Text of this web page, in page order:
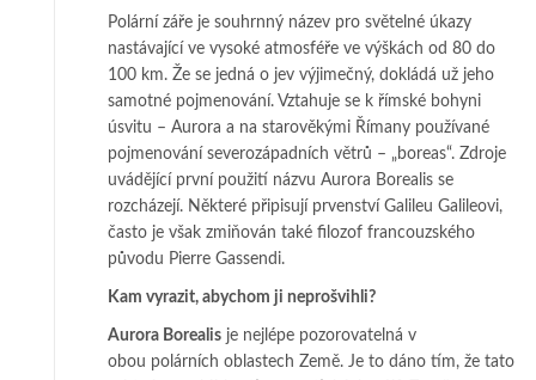
Polární záře je souhrnný název pro světelné úkazy
nastávající ve vysoké atmosféře ve výškách od 80 do
100 km. Že se jedná o jev výjimečný, dokládá už jeho
samotné pojmenování. Vztahuje se k římské bohyni
úsvitu – Aurora a na starověkými Římany používané
pojmenování severozápadních větrů – „boreas“. Zdroje
uvádějící první použití názvu Aurora Borealis se
rozcházejí. Některé připisují prvenství Galileu Galileovi,
často je však zmiňován také filozof francouzského
původu Pierre Gassendi.
Kam vyrazit, abychom ji neprošvihli?
Aurora Borealis je nejlépe pozorovatelná v
obou polárních oblastech Země. Je to dáno tím, že tato